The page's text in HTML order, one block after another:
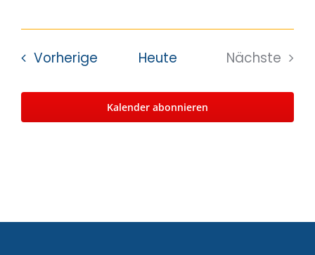
Vorherige Veranstaltungen
Heute
Nächste
Kalender abonnieren